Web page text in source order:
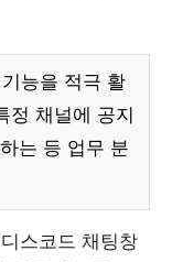
기능을 적극 활
정 채널에 공지
는 등 업무 분
스코드 채팅창